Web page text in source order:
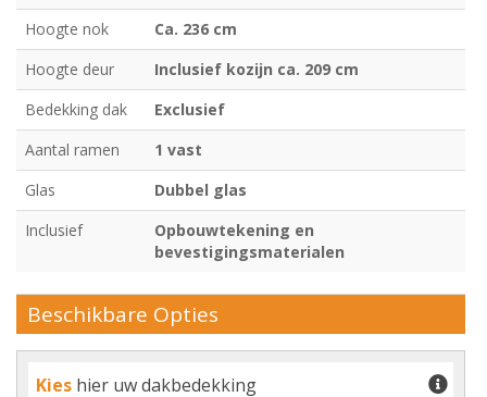
Hoogte nok
Ca. 236 cm
Hoogte deur
Inclusief kozijn ca. 209 cm
Bedekking dak
Exclusief
Aantal ramen
1 vast
Glas
Dubbel glas
Inclusief
Opbouwtekening en
bevestigingsmaterialen
Beschikbare Opties
Kies hier uw dakbedekking